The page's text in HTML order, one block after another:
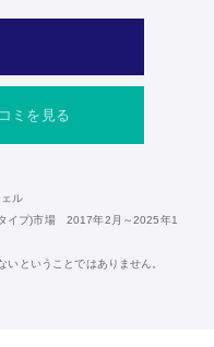
ミを見る
ル
イプ)市場 2017年2月～2025年1
ということではありません。